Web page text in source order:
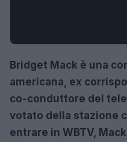
Bridget Mack è una
americana, ex
co-conduttore del
votato della stazione
entrare in WBTV,